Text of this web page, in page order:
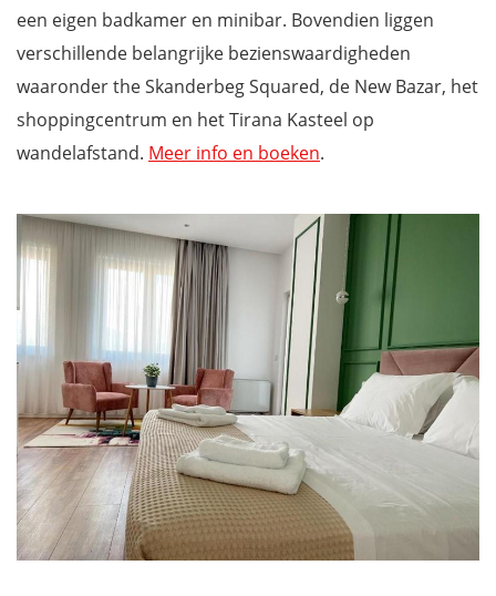
een eigen badkamer en minibar. Bovendien liggen
verschillende belangrijke bezienswaardigheden
waaronder the Skanderbeg Squared, de New Bazar, het
shoppingcentrum en het Tirana Kasteel op
wandelafstand. Meer info en boeken.